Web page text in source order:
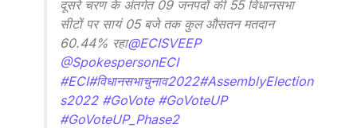
दूसरे चरण के अंतर्गत 09 जनपदों की 55 विधानसभा
सीटों पर सायं 05 बजे तक कुल औसतन मतदान
60.44% रहा@ECISVEEP
@SpokespersonECI
#ECI#विधानसभाचुनाव2022#AssemblyElection
s2022 #GoVote #GoVoteUP
#GoVoteUP_Phase2